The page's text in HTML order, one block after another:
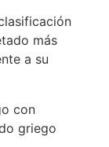
más
a su